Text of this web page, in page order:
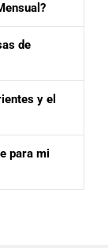
de
y el
para mi